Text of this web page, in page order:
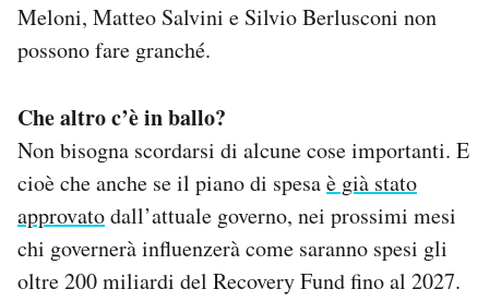
Meloni, Matteo Salvini e Silvio Berlusconi non
possono fare granché.
Che altro c’è in ballo?
Non bisogna scordarsi di alcune cose importanti. E
cioè che anche se il piano di spesaè già stato
approvatodall’attuale governo, nei prossimi mesi
chi governerà influenzerà come saranno spesi gli
oltre 200 miliardi del Recovery Fund fino al 2027.